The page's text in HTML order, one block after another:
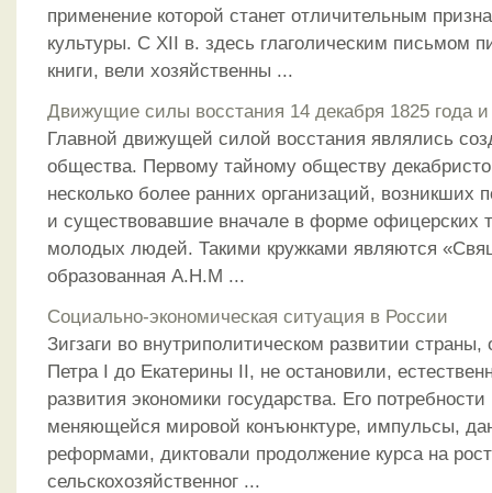
применение которой станет отличительным
культуры. С XII в. здесь глаголическим письмом
книги, вели хозяйственны ...
Движущие силы восстания 14 декабря 1825 года
Главной движущей силой восстания являлись
общества. Первому тайному обществу
несколько более ранних организаций, возникших
и существовавшие вначале в форме офицерских
молодых людей. Такими кружками являются
образованная А.Н.М ...
Социально-экономическая ситуация в России
Зигзаги во внутриполитическом развитии страны,
Петра I до Екатерины II, не остановили,
развития экономики государства. Его
меняющейся мировой конъюнктуре, импульсы,
реформами, диктовали продолжение курса на
сельскохозяйственног ...